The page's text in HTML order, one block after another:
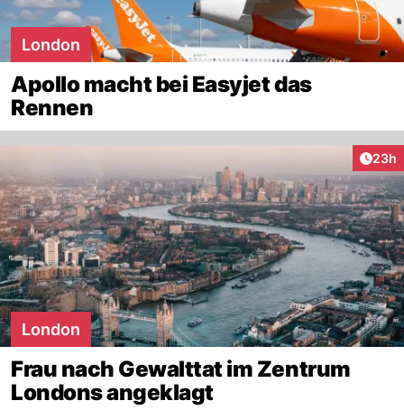
London
Apollo macht bei Easyjet das
Rennen
23h
London
Frau nach Gewalttat im Zentrum
Londons angeklagt